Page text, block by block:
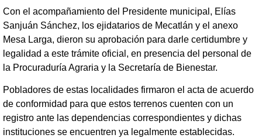
Con el acompañamiento del Presidente municipal, Elías
Sanjuán Sánchez, los ejidatarios de Mecatlán y el anexo
Mesa Larga, dieron su aprobación para darle certidumbre y
legalidad a este trámite oficial, en presencia del personal de
la Procuraduría Agraria y la Secretaría de Bienestar.
Pobladores de estas localidades firmaron el acta de acuerdo
de conformidad para que estos terrenos cuenten con un
registro ante las dependencias correspondientes y dichas
instituciones se encuentren ya legalmente establecidas.